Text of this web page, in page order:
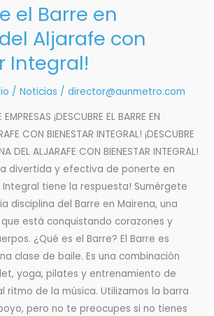
el Barre en
Aljarafe con
Integral!
/Noticias /director@aunmetro.com
¡DESCUBRE EL BARRE EN
CON BIENESTAR INTEGRAL! ¡DESCUBRE
DEL ALJARAFE CON BIENESTAR INTEGRAL!
divertida y efectiva de ponerte en
Integral tiene la respuesta! Sumérgete
disciplina del Barre en Mairena, una
está conquistando corazones y
¿Qué es el Barre? El Barre es
clase de baile. Es una combinación
yoga, pilates y entrenamiento de
ritmo de la música. Utilizamos la barra
pero no te preocupes si no tienes